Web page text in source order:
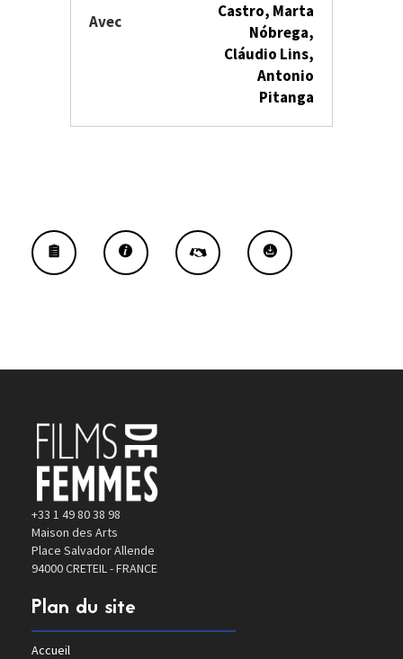
Avec
Castro, Marta
Nóbrega,
Cláudio Lins,
Antonio
Pitanga
+33 1 49 80 38 98
Maison des Arts
Place Salvador Allende
94000 CRETEIL - FRANCE
Plan du site
Accueil